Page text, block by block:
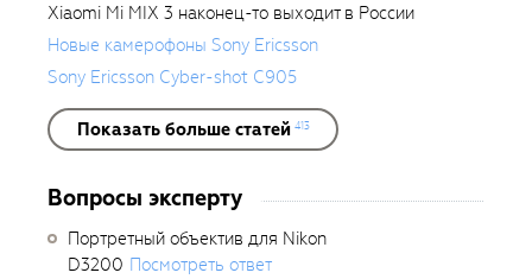
Xiaomi Mi MIX 3 наконец-то выходит в России
Новые камерофоны Sony Ericsson
Sony Ericsson Cyber-shot C905
Показать больше статей 413
Вопросы эксперту
Портретный объектив для Nikon
D3200 Посмотреть ответ